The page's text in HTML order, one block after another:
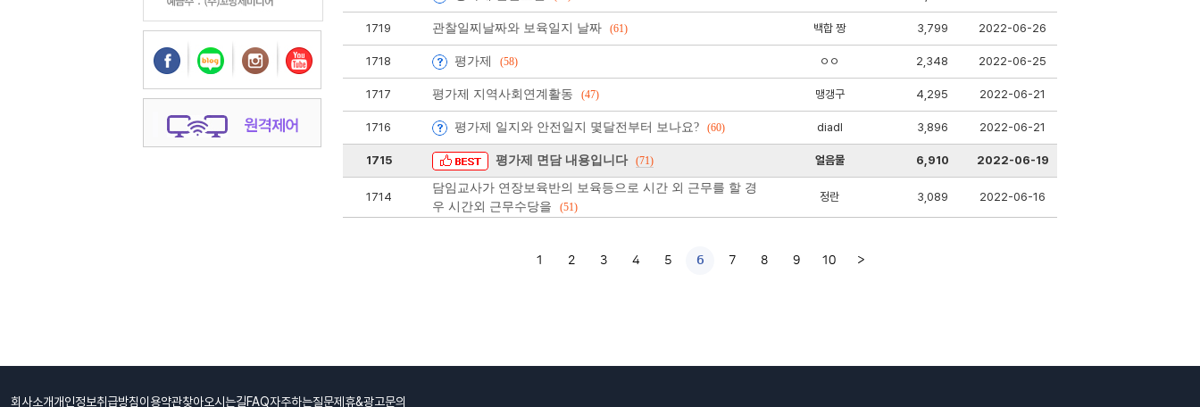
1719 관찰일찌날짜와 보육일지 날짜 (61) 백합 짱 3,799 2022-06-26
1718 평가제 (58) ㅇㅇ 2,348 2022-06-25
1717 평가제 지역사회연계활동 (47) 맹갱구 4,295 2022-06-21
1716 평가제 일지와 안전일지 몇달전부터 보나요? (60) diadl 3,896 2022-06-21
1715 평가제 면담 내용입니다 (71) 얼음물 6,910 2022-06-19
1714
담임교사가 연장보육반의 보육등으로 시간 외 근무를 할 경
우 시간외 근무수당을
(51)
정란 3,089 2022-06-16
1 2 3 4 5 6 7 8 9 10 >
회사소개개인정보취급방침이용약관찾아오시는길FAQ자주하는질문제휴&광고문의